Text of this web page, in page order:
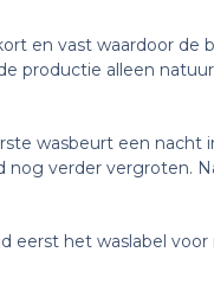
en vast waardoor de
productie alleen
wasbeurt een nacht
verder vergroten.
eerst het waslabel voor